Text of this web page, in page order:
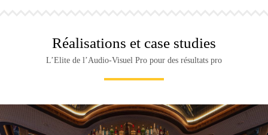
Réalisations et case studies
L’Elite de l’Audio-Visuel Pro pour des résultats pro